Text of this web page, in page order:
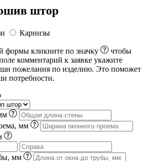
штор
Карнизы
формы кликните по значку
чтобы
комментарий к заявке укажите
пожелания по изделию. Это поможет
потребности.
мм
мм